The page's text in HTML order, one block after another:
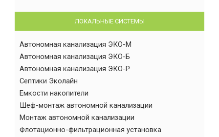
ЛОКАЛЬНЫЕ СИСТЕМЫ
Автономная канализация ЭКО-М
Автономная канализация ЭКО-Б
Автономная канализация ЭКО-Р
Септики Эколайн
Емкости накопители
Шеф-монтаж автономной канализации
Монтаж автономной канализации
Флотационно-фильтрационная установка